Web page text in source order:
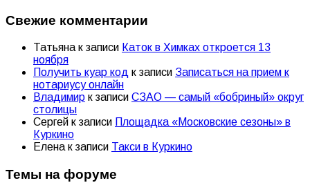
Свежие комментарии
Татьяна к записи Каток в Химках откроется 13
ноября
Получить куар код к записи Записаться на прием к
нотариусу онлайн
Владимир к записи СЗАО — самый «бобриный» округ
столицы
Сергей к записи Площадка «Московские сезоны» в
Куркино
Елена к записи Такси в Куркино
Темы на форуме